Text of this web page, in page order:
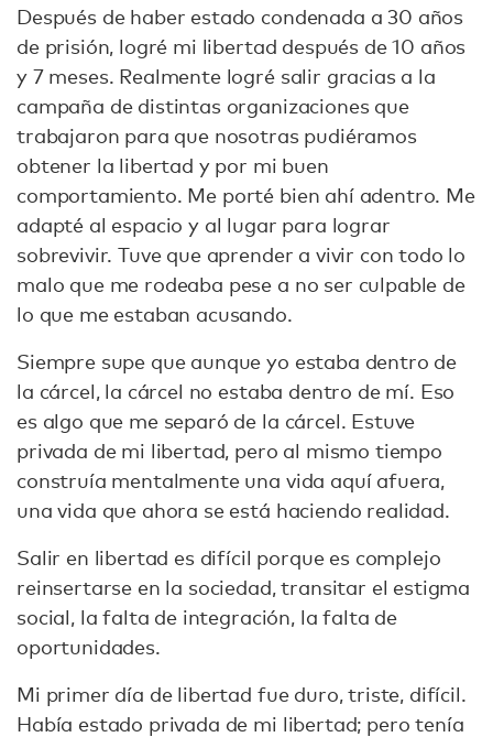
Después de haber estado condenada a 30 años
de prisión, logré mi libertad después de 10 años
y 7 meses. Realmente logré salir gracias a la
campaña de distintas organizaciones que
trabajaron para que nosotras pudiéramos
obtener la libertad y por mi buen
comportamiento. Me porté bien ahí adentro. Me
adapté al espacio y al lugar para lograr
sobrevivir. Tuve que aprender a vivir con todo lo
malo que me rodeaba pese a no ser culpable de
lo que me estaban acusando.
Siempre supe que aunque yo estaba dentro de
la cárcel, la cárcel no estaba dentro de mí. Eso
es algo que me separó de la cárcel. Estuve
privada de mi libertad, pero al mismo tiempo
construía mentalmente una vida aquí afuera,
una vida que ahora se está haciendo realidad.
Salir en libertad es difícil porque es complejo
reinsertarse en la sociedad, transitar el estigma
social, la falta de integración, la falta de
oportunidades.
Mi primer día de libertad fue duro, triste, difícil.
Había estado privada de mi libertad; pero tenía